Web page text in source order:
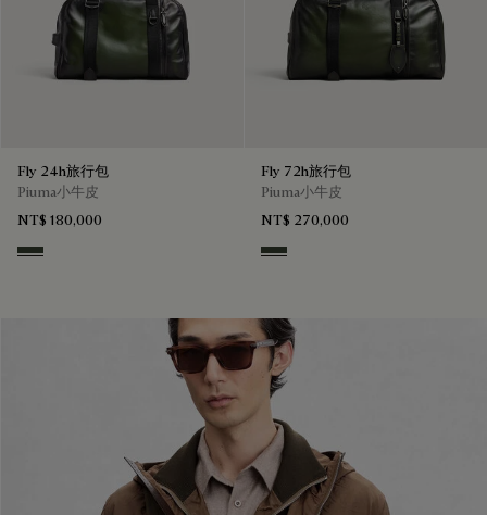
Fly 24h旅行包
Piuma小牛皮
NT$ 180,000
Smoked Green
Fly 72h旅行包
Piuma小牛皮
NT$ 270,000
Smoked Green